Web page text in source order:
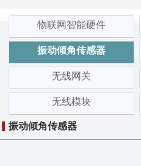
物联网智能硬件
振动倾角传感器
无线网关
无线模块
振动倾角传感器